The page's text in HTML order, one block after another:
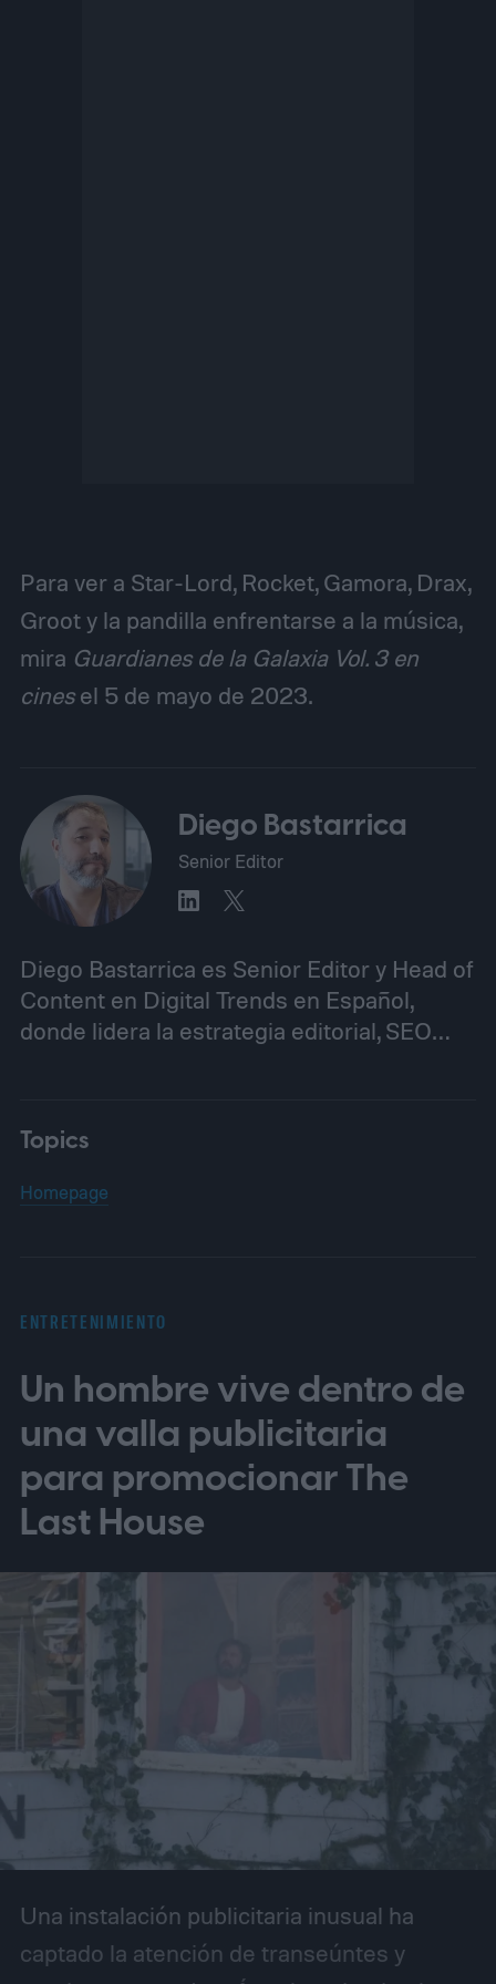
Para ver a Star-Lord, Rocket, Gamora, Drax,
Groot y la pandilla enfrentarse a la música,
mira Guardianes de la Galaxia Vol. 3 en
cinesel 5 de mayo de 2023.
Diego Bastarrica
Senior Editor
Diego Bastarrica es Senior Editor y Head of
Content en Digital Trends en Español,
donde lidera la estrategia editorial, SEO…
Topics
Homepage
ENTRETENIMIENTO
Un hombre vive dentro de
una valla publicitaria
para promocionar The
Last House
Una instalación publicitaria inusual ha
captado la atención de transeúntes y